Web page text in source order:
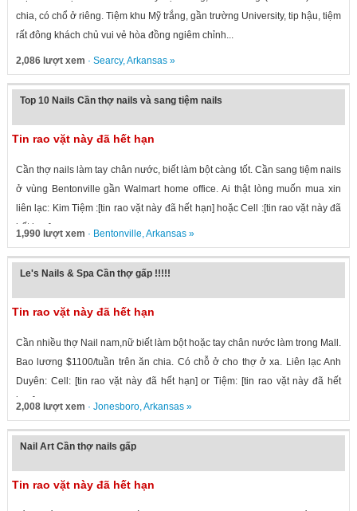
chia, có chổ ở riêng. Tiệm khu Mỹ trắng, gần trường University, tip hậu, tiệm
rất đông khách chủ vui vẻ hòa đồng ngiêm chỉnh...
2,086 lượt xem · Searcy,Arkansas»
Top 10 Nails Cần thợ nails và sang tiệm nails
Tin rao vặt này đã hết hạn
Cần thợ nails làm tay chân nước, biết làm bột càng tốt. Cần sang tiệm nails
ở vùng Bentonville gần Walmart home office. Ai thật lòng muốn mua xin
liên lạc: Kim Tiệm :[tin rao vặt này đã hết hạn] hoặc Cell :[tin rao vặt này đã
hết hạn]
1,990 lượt xem · Bentonville,Arkansas»
Le's Nails & Spa Cần thợ gấp !!!!!
Tin rao vặt này đã hết hạn
Cần nhiều thợ Nail nam,nữ biết làm bột hoặc tay chân nước làm trong Mall.
Bao lương $1100/tuần trên ăn chia. Có chỗ ở cho thợ ở xa. Liên lạc Anh
Duyên: Cell: [tin rao vặt này đã hết hạn] or Tiệm: [tin rao vặt này đã hết
hạn].
2,008 lượt xem · Jonesboro,Arkansas»
Nail Art Cần thợ nails gấp
Tin rao vặt này đã hết hạn